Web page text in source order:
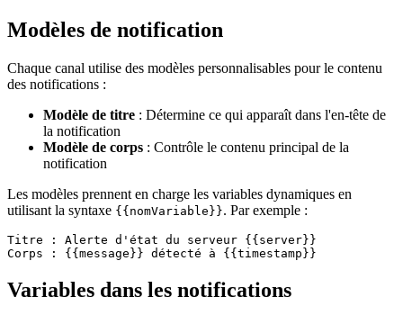
Modèles de notification
Chaque canal utilise des modèles personnalisables pour le contenu
des notifications :
Modèle de titre : Détermine ce qui apparaît dans l'en-tête de
la notification
Modèle de corps : Contrôle le contenu principal de la
notification
Les modèles prennent en charge les variables dynamiques en
utilisant la syntaxe {{nomVariable}}. Par exemple :
Titre : Alerte d'état du serveur {{server}}
Variables dans les notifications